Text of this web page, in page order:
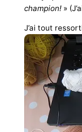
champion! »
J’ai tout